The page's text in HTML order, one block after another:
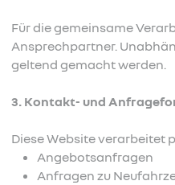
Für die gemeinsame
Ansprechpartner.
geltend gemacht werden.
3. Kontakt- und
Diese Website verarbeitet
Angebotsanfragen
Anfragen zu